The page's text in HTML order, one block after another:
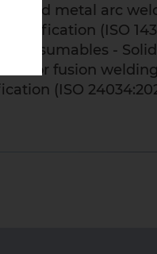
metal arc
(ISO
consumables -
for fusion
(ISO